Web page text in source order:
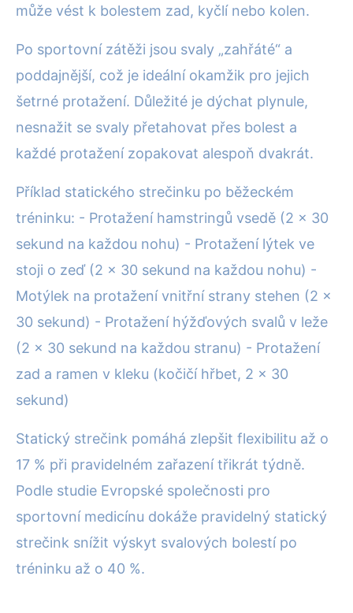
může vést k bolestem zad, kyčlí nebo kolen.
Po sportovní zátěži jsou svaly „zahřáté“ a
poddajnější, což je ideální okamžik pro jejich
šetrné protažení. Důležité je dýchat plynule,
nesnažit se svaly přetahovat přes bolest a
každé protažení zopakovat alespoň dvakrát.
Příklad statického strečinku po běžeckém
tréninku: - Protažení hamstringů vsedě (2 x 30
sekund na každou nohu) - Protažení lýtek ve
stoji o zeď (2 x 30 sekund na každou nohu) -
Motýlek na protažení vnitřní strany stehen (2 x
30 sekund) - Protažení hýžďových svalů v leže
(2 x 30 sekund na každou stranu) - Protažení
zad a ramen v kleku (kočičí hřbet, 2 x 30
sekund)
Statický strečink pomáhá zlepšit flexibilitu až o
17 % při pravidelném zařazení třikrát týdně.
Podle studie Evropské společnosti pro
sportovní medicínu dokáže pravidelný statický
strečink snížit výskyt svalových bolestí po
tréninku až o 40 %.